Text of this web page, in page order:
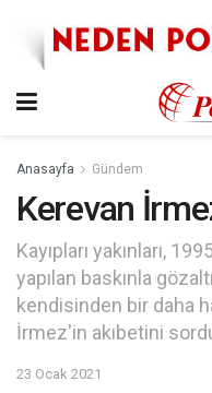
Anasayfa Gündem
Kerevan
Kayıpları yakınları,
yapılan baskınla
kendisinden bir daha
İrmez'in akıbetini
23 Ocak 2021